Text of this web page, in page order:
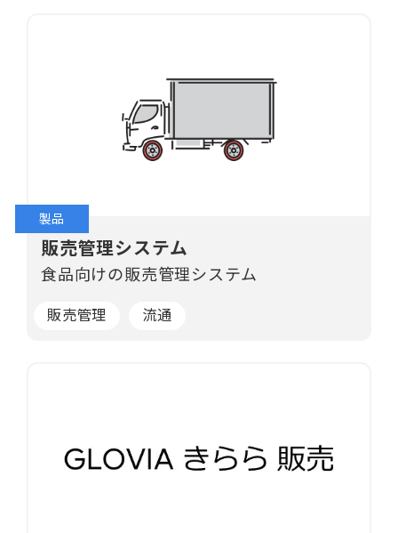
製品
販売管理システム
食品向けの販売管理システム
販売管理 流通